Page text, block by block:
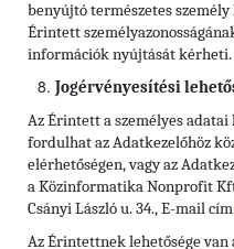
benyújtó természetes
Érintett
információk nyújtását kérheti.
Jogérvényesítési
Az Érintett a személyes
fordulhat az Adatkezelőhöz
elérhetőségen, vagy az
a Közinformatika Nonprofit
Csányi László u. 34., E-mail
Az Érintettnek lehetősége